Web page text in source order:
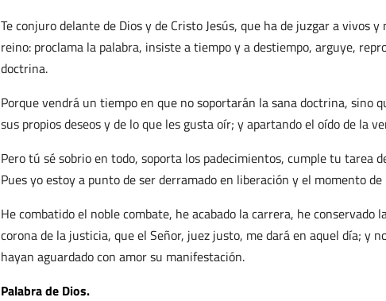
Te conjuro delante de Dios y de Cristo Jesús, que ha de juzgar a vivos
reino: proclama la palabra, insiste a tiempo y a destiempo, arguye,
doctrina.
Porque vendrá un tiempo en que no soportarán la sana doctrina, sino
sus propios deseos y de lo que les gusta oír; y apartando el oído de la
Pero tú sé sobrio en todo, soporta los padecimientos, cumple tu tarea
Pues yo estoy a punto de ser derramado en liberación y el momento
He combatido el noble combate, he acabado la carrera, he conservado
corona de la justicia, que el Señor, juez justo, me dará en aquel día; y
hayan aguardado con amor su manifestación.
Palabra de Dios.